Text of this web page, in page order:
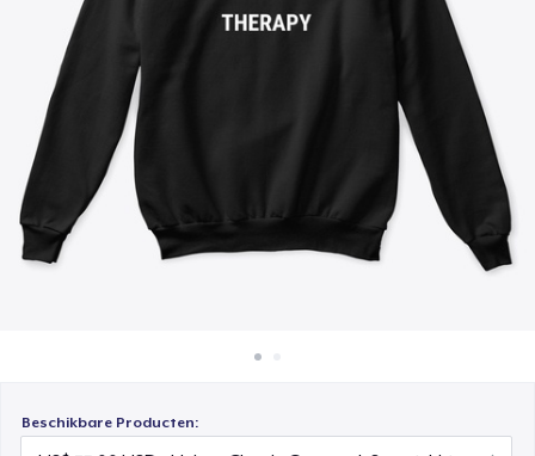
Beschikbare Producten:
Premium V-Neck Tee
US$ 25,00
US$ 25,00